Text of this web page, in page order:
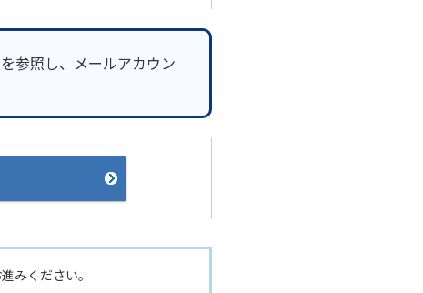
参照し、メールアカウン
みください。